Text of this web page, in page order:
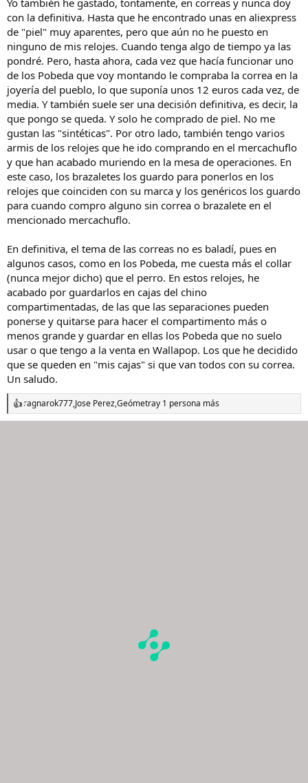
con la definitiva. Hasta que he encontrado unas en aliexpress
de "piel" muy aparentes, pero que aún no he puesto en
ninguno de mis relojes. Cuando tenga algo de tiempo ya las
pondré. Pero, hasta ahora, cada vez que hacía funcionar uno
de los Pobeda que voy montando le compraba la correa en la
joyería del pueblo, lo que suponía unos 12 euros cada vez, de
media. Y también suele ser una decisión definitiva, es decir, la
que pongo se queda. Y solo he comprado de piel. No me
gustan las "sintéticas". Por otro lado, también tengo varios
armis de los relojes que he ido comprando en el mercachuflo
y que han acabado muriendo en la mesa de operaciones. En
este caso, los brazaletes los guardo para ponerlos en los
relojes que coinciden con su marca y los genéricos los guardo
para cuando compro alguno sin correa o brazalete en el
mencionado mercachuflo.
En definitiva, el tema de las correas no es baladí, pues en
algunos casos, como en los Pobeda, me cuesta más el collar
(nunca mejor dicho) que el perro. En estos relojes, he
acabado por guardarlos en cajas del chino
compartimentadas, de las que las separaciones pueden
ponerse y quitarse para hacer el compartimento más o
menos grande y guardar en ellas los Pobeda que no suelo
usar o que tengo a la venta en Wallapop. Los que he decidido
que se queden en "mis cajas" si que van todos con su correa.
Un saludo.
R
e
ragnarok777,Jose Perez,Geómetray 1 persona más